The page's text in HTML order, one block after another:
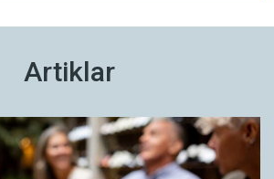
Artiklar